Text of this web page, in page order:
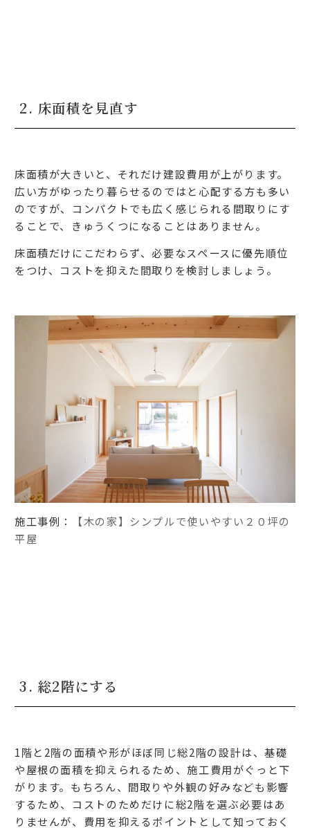
2. 床面積を見直す
床面積が大きいと、それだけ建設費用が上がります。
広い方がゆったり暮らせるのではと心配する方も多い
のですが、コンパクトでも広く感じられる間取りにす
ることで、きゅうくつになることはありません。
床面積だけにこだわらず、必要なスペースに優先順位
をつけ、コストを抑えた間取りを検討しましょう。
施工事例：
【木の家】シンプルで使いやすい２０坪の
平屋
3. 総2階にする
1階と2階の面積や形がほぼ同じ総2階の設計は、基礎
や屋根の面積を抑えられるため、施工費用がぐっと下
がります。もちろん、間取りや外観の好みなども影響
するため、コストのためだけに総2階を選ぶ必要はあ
りませんが、費用を抑えるポイントとして知っておく